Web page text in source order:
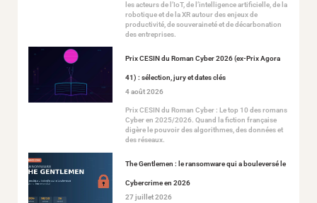
les acteurs de l’IoT, de l’intelligence artificielle, de la
robotique et de la XR autour des enjeux de
productivité, de souveraineté et de décarbonation
des entreprises.
Prix CESIN du Roman Cyber 2026 (ex-Prix Agora
41) : sélection, jury et dates clés
4 août 2026
Prix CESIN du Roman Cyber : Le top 10 des romans
Cyber en 2025/2026. Quand la fiction française
digère le pouvoir des algorithmes, des données et
des réseaux.
The Gentlemen : le ransomware qui a bouleversé le
Cybercrime en 2026
27 juillet 2026